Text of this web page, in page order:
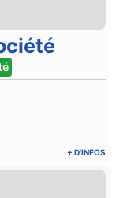
+ D'INFOS